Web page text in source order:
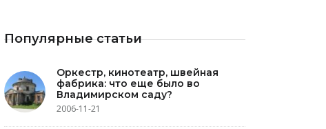
Популярные статьи
Оркестр, кинотеатр, швейная
фабрика: что еще было во
Владимирском саду?
2006-11-21